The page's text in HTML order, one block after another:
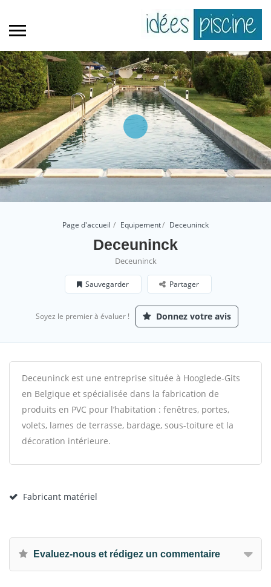
Page d'accueil Equipement Deceuninck
Deceuninck
Deceuninck
Sauvegarder Partager
Soyez le premier à évaluer ! Donnez votre avis
Deceuninck est une entreprise située à Hooglede-Gits
en Belgique et spécialisée dans la fabrication de
produits en PVC pour l’habitation : fenêtres, portes,
volets, lames de terrasse, bardage, sous-toiture et la
décoration intérieure.
Fabricant matériel
Evaluez-nous et rédigez un commentaire